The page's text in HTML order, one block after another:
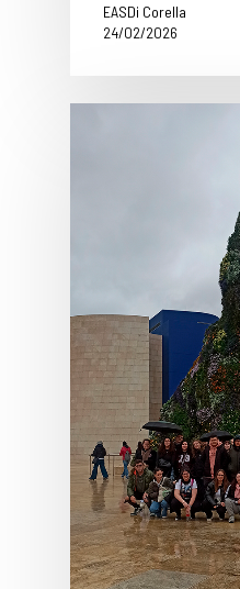
EASDi Corella
24/02/2026